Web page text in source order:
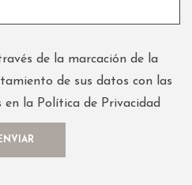
de la marcación de la
de sus datos con las
en la Política de Privacidad